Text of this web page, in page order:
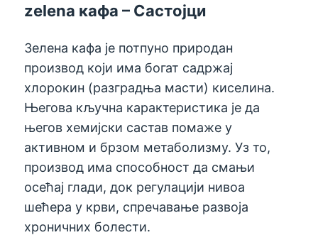
zelena кафа – Састојци
Зелена кафа је потпуно природан
производ који има богат садржај
хлорокин (разградња масти) киселина.
Његова кључна карактеристика је да
његов хемијски састав помаже у
активном и брзом метаболизму. Уз то,
производ има способност да смањи
осећај глади, док регулацији нивоа
шећера у крви, спречавање развоја
хроничних болести.